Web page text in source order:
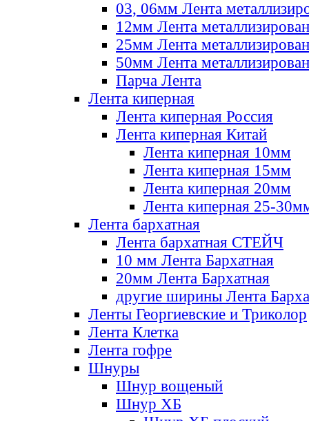
03, 06мм Лента
12мм Лента
25мм Лента
50мм Лента
Парча Лента
Лента киперная
Лента киперная Россия
Лента киперная Китай
Лента киперная 10мм
Лента киперная 15мм
Лента киперная 20мм
Лента киперная 25-
Лента бархатная
Лента бархатная СТЕЙЧ
10 мм Лента Бархатная
20мм Лента Бархатная
другие ширины Лента
Ленты Георгиевские и Триколор
Лента Клетка
Лента гофре
Шнуры
Шнур вощеный
Шнур ХБ